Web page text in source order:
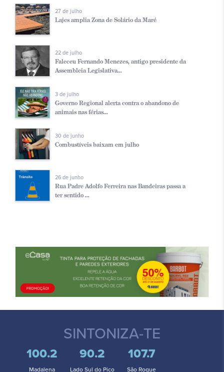
27 de julho
Lajes amplia Zona de Solário da Maré
22 de julho
Faleceu Fernando Menezes, antigo presidente da
Assembleia Legislativa...
3 de julho
Governo Regional alerta contra o abandono de
animais nas férias...
30 de junho
Combustíveis baixam em julho
26 de junho
Rua Padre Adolfo Ferreira nas Bandeiras passa a
ter sentido ...
SINTONIZA-TE
100.2
Madalena
90.2
Lado Sul do Pico
107.7
São Roque